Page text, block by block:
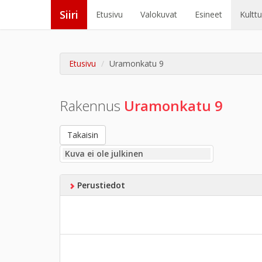
Siiri Etusivu Valokuvat Esineet
Etusivu Uramonkatu 9
Rakennus Uramonkatu 9
Takaisin
Kuva ei ole julkinen
Perustiedot